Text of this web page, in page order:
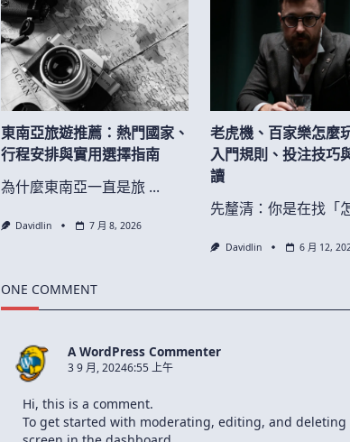
東南亞旅遊推薦：熱門國家、
行程安排與實用選擇指南
為什麼東南亞一直是旅 ...
Davidlin 7 月 8, 2026
老虎機、百家樂怎麼
入門規則、投注技巧
讀
先釐清：你是在找「
Davidlin 6 月 12,
ONE COMMENT
A WordPress Commenter
3 9 月, 20246:55 上午
Hi, this is a comment.
To get started with moderating, editing, and deleting